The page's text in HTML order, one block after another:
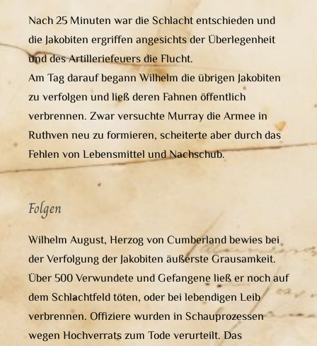
Nach 25 Minuten war die Schlacht entschieden und
die Jakobiten ergriffen angesichts der Überlegenheit
und des Artilleriefeuers die Flucht.
Am Tag darauf begann Wilhelm die übrigen Jakobiten
zu verfolgen und ließ deren Fahnen öffentlich
verbrennen. Zwar versuchte Murray die Armee in
Ruthven neu zu formieren, scheiterte aber durch das
Fehlen von Lebensmittel und Nachschub.
Folgen
Wilhelm August, Herzog von Cumberland bewies bei
der Verfolgung der Jakobiten äußerste Grausamkeit.
Über 500 Verwundete und Gefangene ließ er noch auf
dem Schlachtfeld töten, oder bei lebendigen Leib
verbrennen. Offiziere wurden in Schauprozessen
wegen Hochverrats zum Tode verurteilt. Das